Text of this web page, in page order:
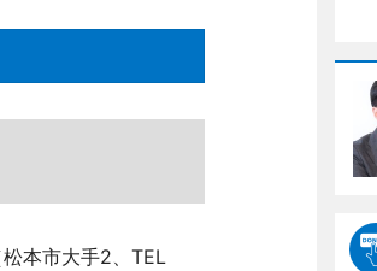
本市大手2、TEL